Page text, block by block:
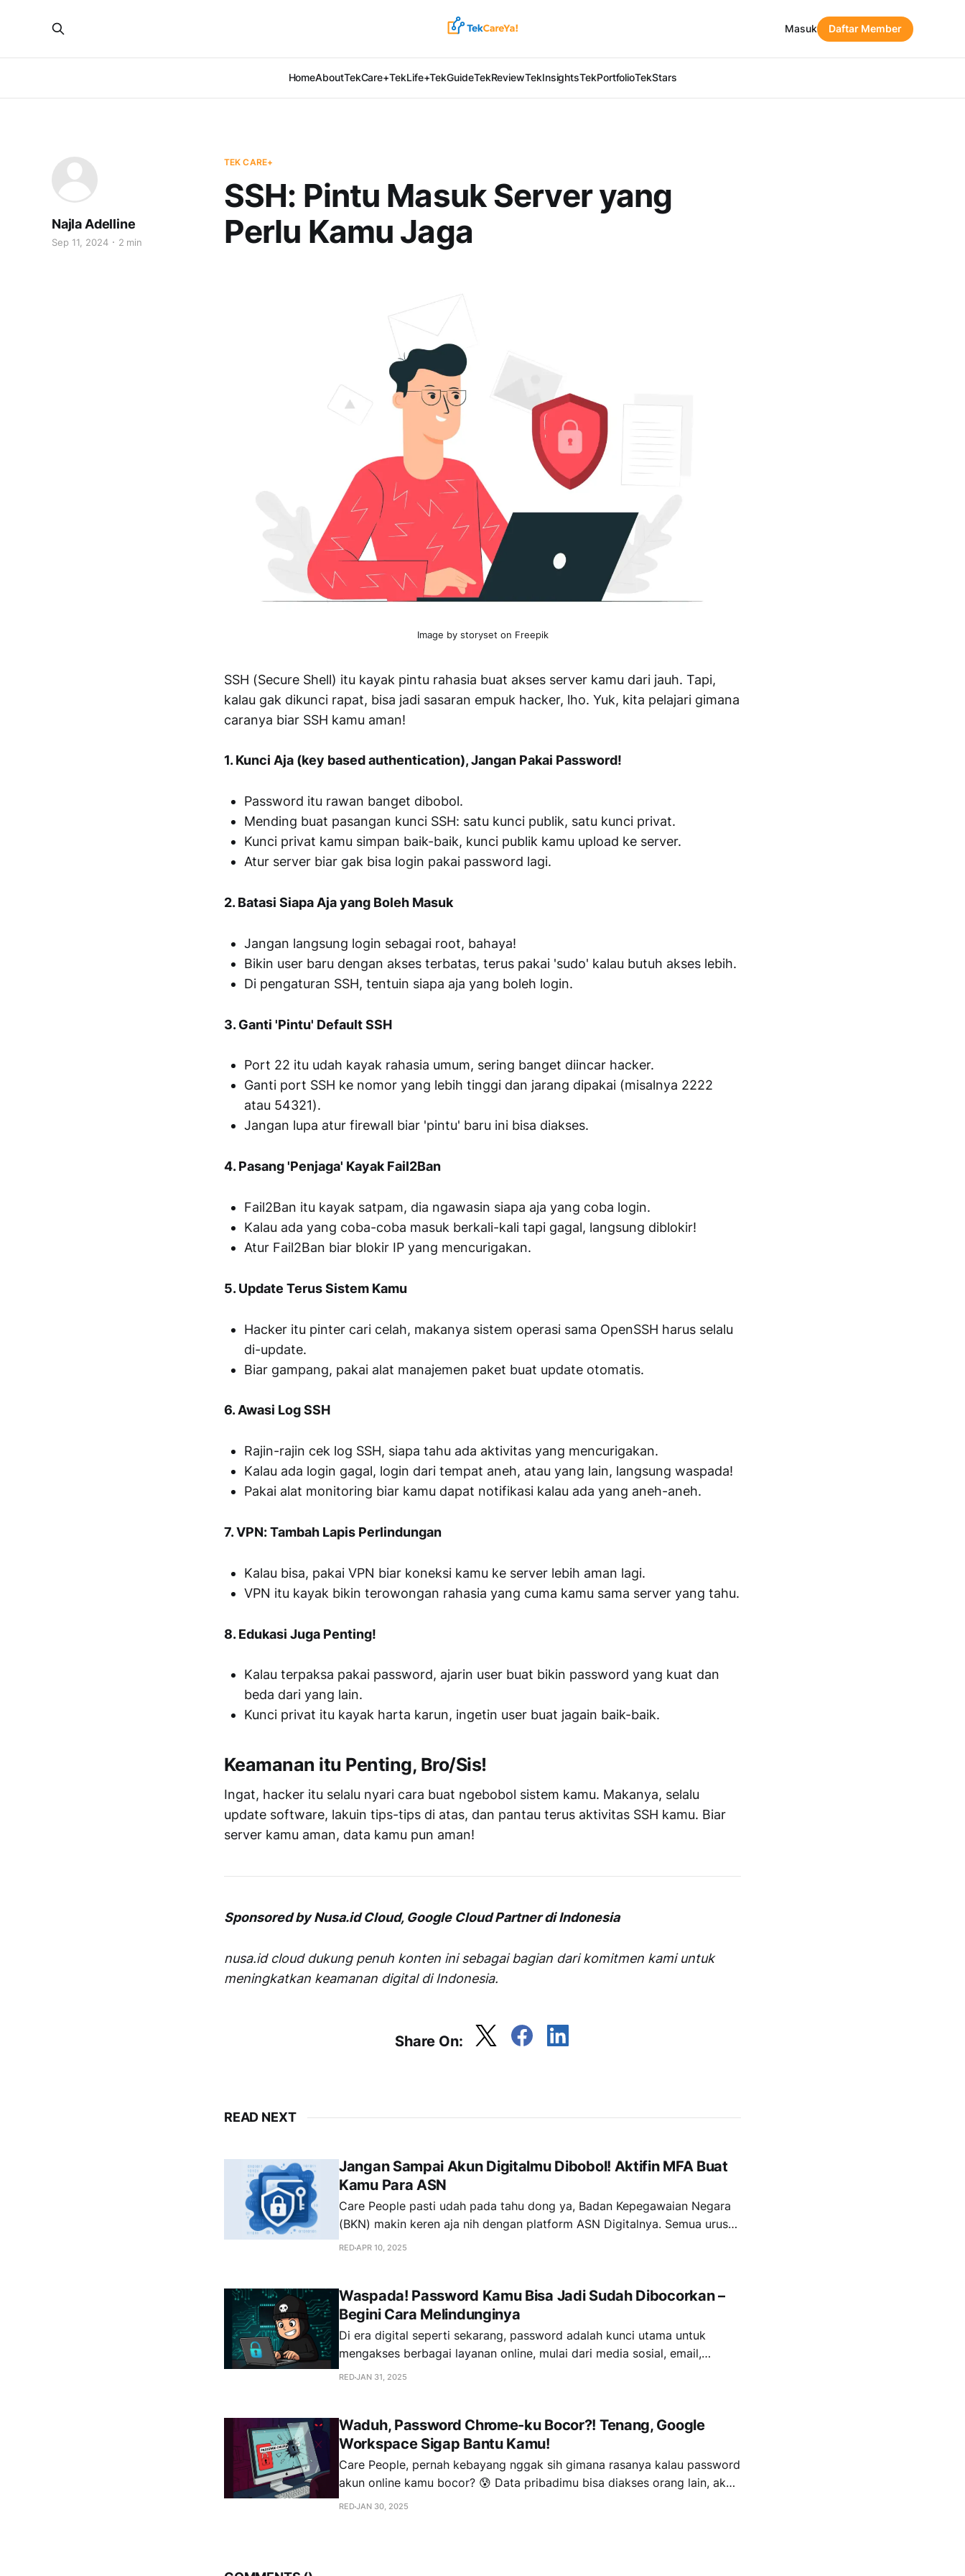
HomeAboutTekCare+TekLife+TekGuideTekReviewTekInsightsTekPortfolioTekStars
Masuk Daftar Member
TEK CARE+
SSH: Pintu Masuk Server yang
Perlu Kamu Jaga
Najla Adelline
Sep 11, 2024 2 min
Image by storyset on Freepik
SSH (Secure Shell) itu kayak pintu rahasia buat akses server kamu dari jauh. Tapi,
kalau gak dikunci rapat, bisa jadi sasaran empuk hacker, lho. Yuk, kita pelajari gimana
caranya biar SSH kamu aman!
1. Kunci Aja (key based authentication), Jangan Pakai Password!
Password itu rawan banget dibobol.
Mending buat pasangan kunci SSH: satu kunci publik, satu kunci privat.
Kunci privat kamu simpan baik-baik, kunci publik kamu upload ke server.
Atur server biar gak bisa login pakai password lagi.
2. Batasi Siapa Aja yang Boleh Masuk
Jangan langsung login sebagai root, bahaya!
Bikin user baru dengan akses terbatas, terus pakai 'sudo' kalau butuh akses lebih.
Di pengaturan SSH, tentuin siapa aja yang boleh login.
3. Ganti 'Pintu' Default SSH
Port 22 itu udah kayak rahasia umum, sering banget diincar hacker.
Ganti port SSH ke nomor yang lebih tinggi dan jarang dipakai (misalnya 2222
atau 54321).
Jangan lupa atur firewall biar 'pintu' baru ini bisa diakses.
4. Pasang 'Penjaga' Kayak Fail2Ban
Fail2Ban itu kayak satpam, dia ngawasin siapa aja yang coba login.
Kalau ada yang coba-coba masuk berkali-kali tapi gagal, langsung diblokir!
Atur Fail2Ban biar blokir IP yang mencurigakan.
5. Update Terus Sistem Kamu
Hacker itu pinter cari celah, makanya sistem operasi sama OpenSSH harus selalu
di-update.
Biar gampang, pakai alat manajemen paket buat update otomatis.
6. Awasi Log SSH
Rajin-rajin cek log SSH, siapa tahu ada aktivitas yang mencurigakan.
Kalau ada login gagal, login dari tempat aneh, atau yang lain, langsung waspada!
Pakai alat monitoring biar kamu dapat notifikasi kalau ada yang aneh-aneh.
7. VPN: Tambah Lapis Perlindungan
Kalau bisa, pakai VPN biar koneksi kamu ke server lebih aman lagi.
VPN itu kayak bikin terowongan rahasia yang cuma kamu sama server yang tahu.
8. Edukasi Juga Penting!
Kalau terpaksa pakai password, ajarin user buat bikin password yang kuat dan
beda dari yang lain.
Kunci privat itu kayak harta karun, ingetin user buat jagain baik-baik.
Keamanan itu Penting, Bro/Sis!
Ingat, hacker itu selalu nyari cara buat ngebobol sistem kamu. Makanya, selalu
update software, lakuin tips-tips di atas, dan pantau terus aktivitas SSH kamu. Biar
server kamu aman, data kamu pun aman!
Sponsored by Nusa.id Cloud, Google Cloud Partner di Indonesia
nusa.id cloud dukung penuh konten ini sebagai bagian dari komitmen kami untuk
meningkatkan keamanan digital di Indonesia.
Share On:
READ NEXT
Jangan Sampai Akun Digitalmu Dibobol! Aktifin MFA Buat
Kamu Para ASN
Care People pasti udah pada tahu dong ya, Badan Kepegawaian Negara
(BKN) makin keren aja nih dengan platform ASN Digitalnya. Semua urusan
ASN, dari mulai rencana kebutuhan pegawai sampai nanti kalau udah
REDAPR 10, 2025
Waspada! Password Kamu Bisa Jadi Sudah Dibocorkan –
Begini Cara Melindunginya
Di era digital seperti sekarang, password adalah kunci utama untuk
mengakses berbagai layanan online, mulai dari media sosial, email,
hingga rekening bank. Namun, tahukah kamu bahwa passwordmu bisa
ditangani. Yuk, simak
REDJAN 31, 2025
Waduh, Password Chrome-ku Bocor?! Tenang, Google
Workspace Sigap Bantu Kamu!
Care People, pernah kebayang nggak sih gimana rasanya kalau password
akun online kamu bocor? 😰 Data pribadimu bisa diakses orang lain, akun
media sosialmu dibajak, atau yang lebih parah lagi, uang di rekeningmu
REDJAN 30, 2025